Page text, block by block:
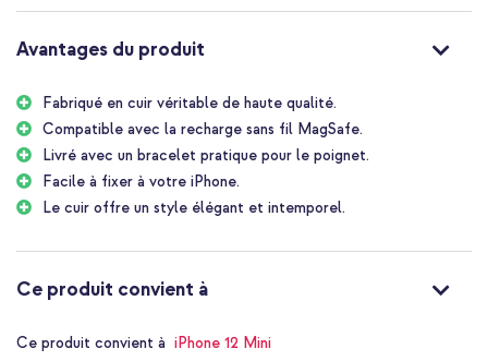
a un compartiment pour votre carte de crédit ou votre permis de
conduire, et vous recevez également une dragonne. Lorsqu'il est
simplement le MagSafe à la pochette. Dès que le contact se fait,
la batterie se charge rapidement et sans fil.
Avantages du produit
Fabriqué en cuir véritable de haute qualité.
Compatible avec la recharge sans fil MagSafe.
Livré avec un bracelet pratique pour le poignet.
Facile à fixer à votre iPhone.
Le cuir offre un style élégant et intemporel.
Ce produit convient à
Ce produit convient à iPhone 12 Mini